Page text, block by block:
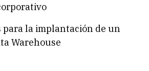
la implantación de un
Warehouse